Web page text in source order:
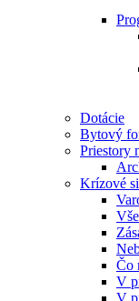
Dotácie
Bytový
Priestory
Krízové
Čo
V
V